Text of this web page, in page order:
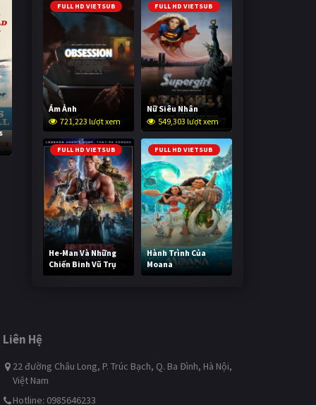
FULL HD VIETSUB
Ám Ảnh
721,223 lượt xem
FULL HD VIETSUB
Nữ Siêu Nhân
549,303 lượt xem
FULL HD VIETSUB
He-Man Và Những
Chiến Binh Vũ Trụ
240,352 lượt xem
FULL HD VIETSUB
Hành Trình Của
Moana
491,423 lượt xem
Liên Hệ
22 đường Châu Long, P. Trúc Bạch, Q. Ba Đình, Hà Nội,
Việt Nam
Hotline: 0985646233